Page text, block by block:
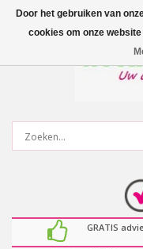
0artikelen
GRATIS
Door het gebruiken van
cookies om onze